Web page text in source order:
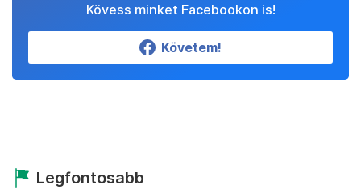
Kövess minket Facebookon is!
Követem!
Legfontosabb